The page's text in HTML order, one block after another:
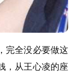
完全没必要做这
，从王心凌的座